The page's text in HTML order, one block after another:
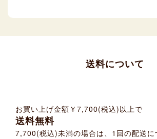
送料について
お買い上げ金額 ￥7,700(税込)以上で
送料無料
7,700(税込)未満の場合は、1回の配送に